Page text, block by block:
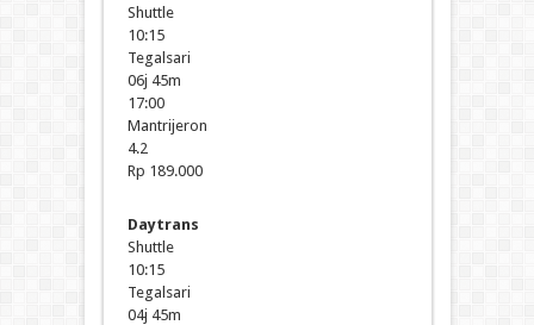
Shuttle
10:15
Tegalsari
06j 45m
17:00
Mantrijeron
4.2
Rp 189.000
Daytrans
Shuttle
10:15
Tegalsari
04j 45m